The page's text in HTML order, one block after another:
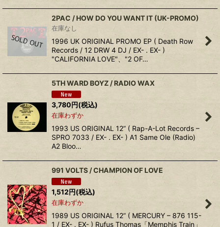
2PAC ‎/ HOW DO YOU WANT IT (UK-PROMO)
在庫なし
1996 UK ORIGINAL PROMO EP ( Death Row
Records / 12 DRW 4 DJ / EX- . EX- )
"CALIFORNIA LOVE"、"2 OF…
5TH WARD BOYZ ‎/ RADIO WAX
3,780円(税込)
在庫わずか
1993 US ORIGINAL 12” ( Rap-A-Lot Records ‎–
SPRO 7033 / EX- . EX- ) A1 Same Ole (Radio)
A2 Bloo…
991 VOLTS ‎/ CHAMPION OF LOVE
1,512円(税込)
在庫わずか
1989 US ORIGINAL 12” ( MERCURY ‎– 876 115-
1 / EX- . EX- ) Rufus Thomas「Memphis Train」